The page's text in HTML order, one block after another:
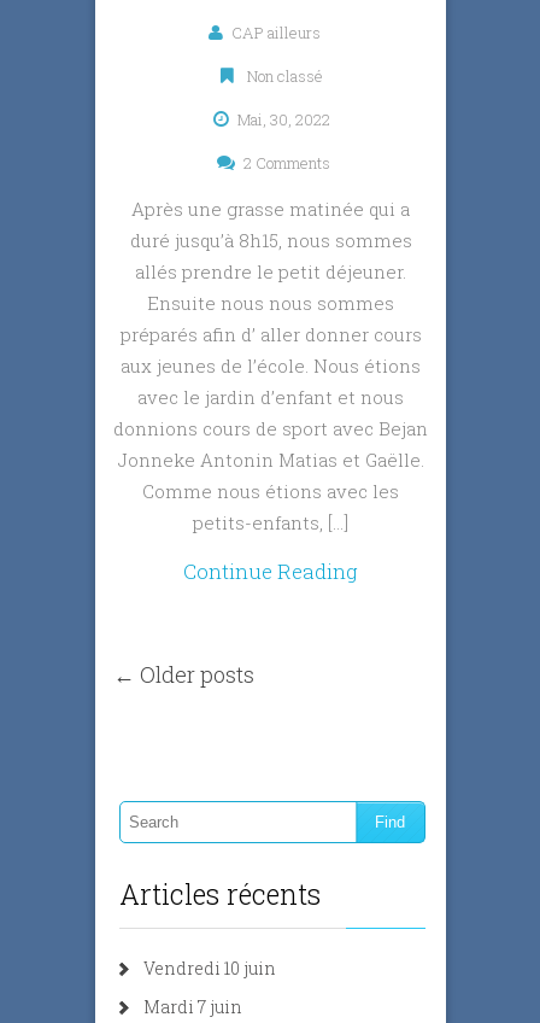
CAP ailleurs
Non classé
Mai, 30, 2022
2 Comments
Après une grasse matinée qui a
duré jusqu’à 8h15, nous sommes
allés prendre le petit déjeuner.
Ensuite nous nous sommes
préparés afin d’ aller donner cours
aux jeunes de l’école. Nous étions
avec le jardin d’enfant et nous
donnions cours de sport avec Bejan
Jonneke Antonin Matias et Gaëlle.
Comme nous étions avec les
petits-enfants, […]
Continue Reading
← Older posts
Articles récents
Vendredi 10 juin
Mardi 7 juin